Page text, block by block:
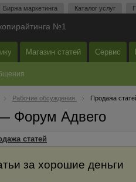
Биржа маркетинга Каталог услуг
№1
Магазин статей Сервис
Рабочие обсуждения Продажа
Форум Адвего
статей
за хорошие деньги